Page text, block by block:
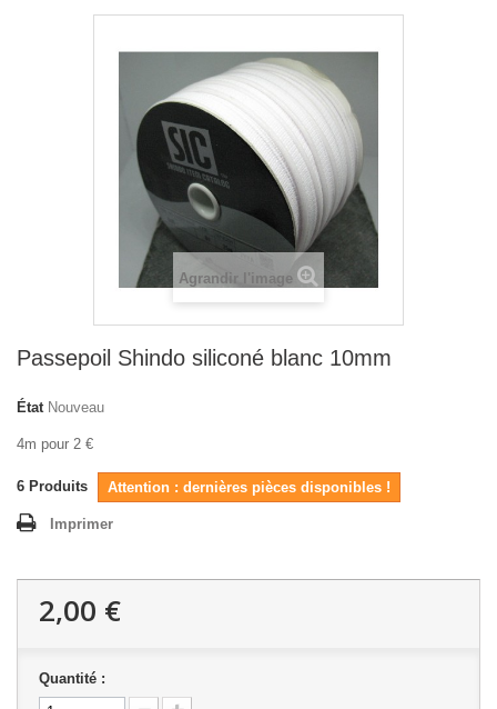
Agrandir l'image
Passepoil Shindo siliconé blanc 10mm
État Nouveau
4m pour 2 €
6 Produits Attention : dernières pièces disponibles !
Imprimer
2,00 €
Quantité :